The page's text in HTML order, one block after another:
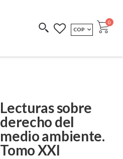
REDIMIR CÓDIGO
MONEDA
COP Cart
0
Lecturas sobre
derecho del
medio ambiente.
Tomo XXI